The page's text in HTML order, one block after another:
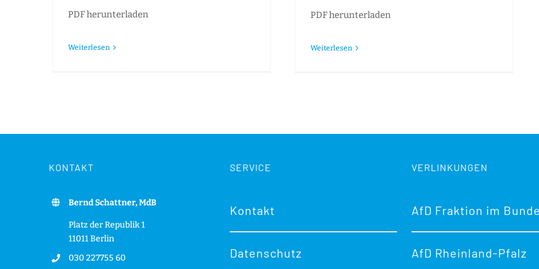
PDF herunterladen
Weiterlesen
PDF herunterladen
Weiterlesen
KONTAKT
Bernd Schattner, MdB
Platz der Republik 1
11011 Berlin
030 227755 60
SERVICE
Kontakt
Datenschutz
VERLINKUNGEN
AfD Fraktion im
AfD Rheinland-Pfalz